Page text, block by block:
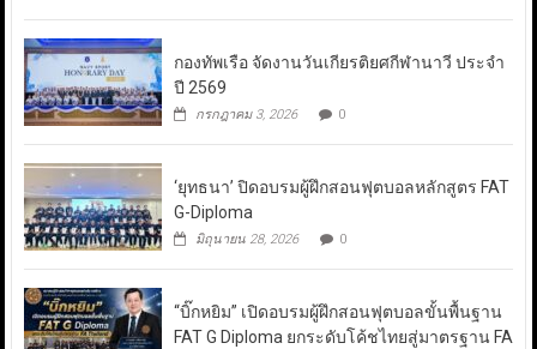
กองทัพเรือ จัดงานวันเกียรติยศกีฬานาวี ประจำ
ปี 2569
กรกฎาคม 3, 2026 0
‘ยุทธนา’ ปิดอบรมผู้ฝึกสอนฟุตบอลหลักสูตร FAT
G-Diploma
มิถุนายน 28, 2026 0
“บิ๊กหยิม” เปิดอบรมผู้ฝึกสอนฟุตบอลขั้นพื้นฐาน
FAT G Diploma ยกระดับโค้ชไทยสู่มาตรฐาน FA